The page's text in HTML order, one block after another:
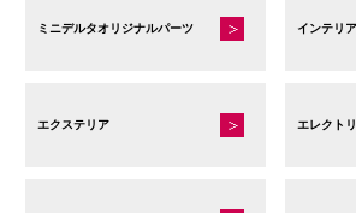
ミニデルタオリジナルパーツ インテリア
エクステリア エレクト